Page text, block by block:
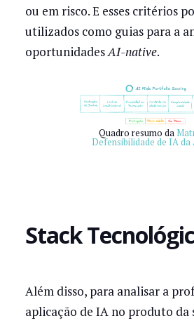
ou em risco. E esses critérios
utilizados como guias para a
oportunidadesAI-native.
Quadro resumo da
Defensibilidade de IA
Stack
Além disso, para analisar a
aplicação de IA no produto da